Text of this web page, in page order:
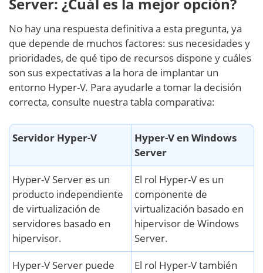
No hay una respuesta definitiva a esta pregunta, ya
que depende de muchos factores: sus necesidades y
prioridades, de qué tipo de recursos dispone y cuáles
son sus expectativas a la hora de implantar un
entorno Hyper-V. Para ayudarle a tomar la decisión
correcta, consulte nuestra tabla comparativa:
Servidor Hyper-V
Hyper-V en Windows
Server
Hyper-V Server es un
producto independiente
de virtualización de
servidores basado en
hipervisor.
El rol Hyper-V es un
componente de
virtualización basado en
hipervisor de Windows
Server.
Hyper-V Server puede
El rol Hyper-V también